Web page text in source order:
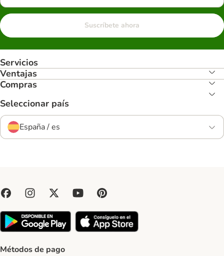
Suscríbete ahora
Servicios
Ventajas
Compras
Seleccionar país
España / es
Métodos de pago